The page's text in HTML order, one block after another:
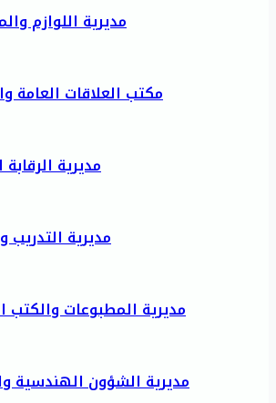
مديرية اللوازم
مكتب العلاقات العامة
مديرية الرقابة
مديرية التدريب
مديرية المطبوعات والكتب
مديرية الشؤون الهندسية